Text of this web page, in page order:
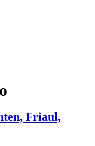
Friaul,